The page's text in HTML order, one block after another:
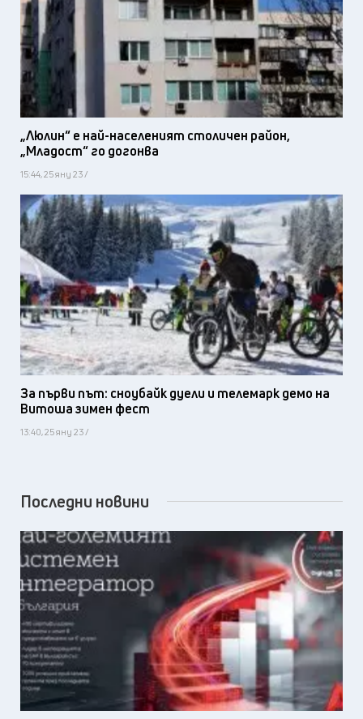
„Люлин“ е най-населеният столичен район,
„Младост“ го догонва
15:44, 25 яну 23 /
За първи път: сноубайк дуели и телемарк демо на
Витоша зимен фест
13:40, 25 яну 23 /
Последни новини